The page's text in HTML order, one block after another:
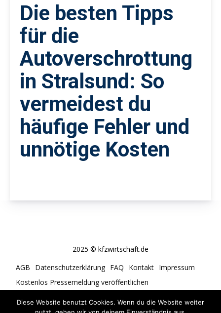
Die besten Tipps
für die
Autoverschrottung
in Stralsund: So
vermeidest du
häufige Fehler und
unnötige Kosten
2025 © kfzwirtschaft.de
AGB
Datenschutzerklärung FAQ Kontakt Impressum
Kostenlos Pressemeldung veröffentlichen
Diese Website benutzt Cookies. Wenn du die Website weiter